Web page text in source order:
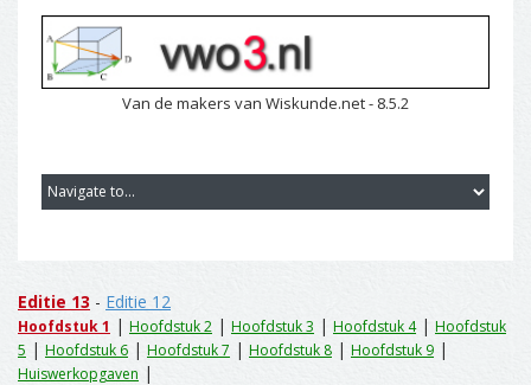
Van de makers van Wiskunde.net - 8.5.2
Editie 13 - Editie 12
Hoofdstuk 1 | Hoofdstuk 2 | Hoofdstuk 3 | Hoofdstuk 4| Hoofdstuk
5 | Hoofdstuk 6 | Hoofdstuk 7 | Hoofdstuk 8 | Hoofdstuk 9 |
Huiswerkopgaven |